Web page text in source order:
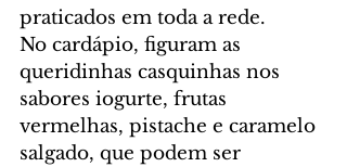
praticados em toda a rede.
No cardápio, figuram as
queridinhas casquinhas nos
sabores iogurte, frutas
vermelhas, pistache e caramelo
salgado, que podem ser